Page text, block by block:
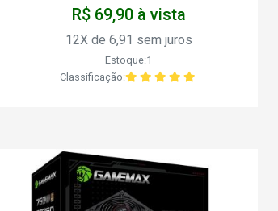
R$ 69,90 à vista
12X de 6,91 sem juros
Estoque:1
Classificação: